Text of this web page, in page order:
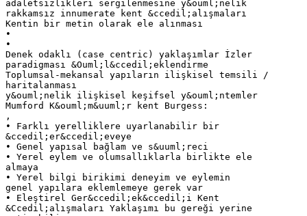
adaletsizlikleri sergilenmesine y&ouml;nelik
rakkamsız innumerate kent &ccedil;alışmaları
Kentin bir metin olarak ele alınması
•
•
Denek odaklı (case centric) yaklaşımlar İzler
paradigması &Ouml;l&ccedil;eklendirme
Toplumsal-mekansal yapıların ilişkisel temsili /
haritalanması
y&ouml;nelik ilişkisel keşifsel y&ouml;ntemler
Mumford K&ouml;m&uuml;r kent Burgess:
,
• Farklı yerelliklere uyarlanabilir bir
&ccedil;er&ccedil;eveye
• Genel yapısal bağlam ve s&uuml;reci
• Yerel eylem ve olumsallıklarla birlikte ele
almaya
• Yerel bilgi birikimi deneyim ve eylemin
genel yapılara eklemlemeye gerek var
• Eleştirel Ger&ccedil;ek&ccedil;i Kent
&Ccedil;alışmaları Yaklaşımı bu gereği yerine